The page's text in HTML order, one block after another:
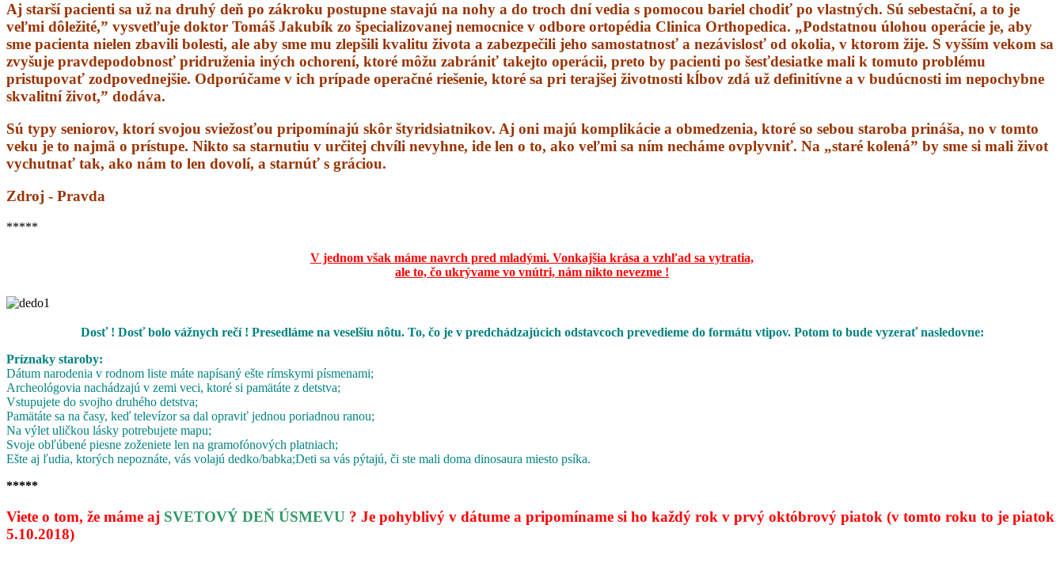
Aj starší pacienti sa už na druhý deň po zákroku postupne stavajú na nohy a do troch dní vedia s pomocou bariel chodiť po vlastných. Sú sebestační, a to je
veľmi dôležité,” vysvetľuje doktor Tomáš Jakubík zo špecializovanej nemocnice v odbore ortopédia Clinica Orthopedica. „Podstatnou úlohou operácie je, aby
sme pacienta nielen zbavili bolesti, ale aby sme mu zlepšili kvalitu života a zabezpečili jeho samostatnosť a nezávislosť od okolia, v ktorom žije. S vyšším vekom sa
zvyšuje pravdepodobnosť pridruženia iných ochorení, ktoré môžu zabrániť takejto operácii, preto by pacienti po šesťdesiatke mali k tomuto problému
pristupovať zodpovednejšie. Odporúčame v ich prípade operačné riešenie, ktoré sa pri terajšej životnosti kĺbov zdá už definitívne a v budúcnosti im nepochybne
skvalitní život,” dodáva.
Sú typy seniorov, ktorí svojou sviežosťou pripomínajú skôr štyridsiatnikov. Aj oni majú komplikácie a obmedzenia, ktoré so sebou staroba prináša, no v tomto
veku je to najmä o prístupe. Nikto sa starnutiu v určitej chvíli nevyhne, ide len o to, ako veľmi sa ním necháme ovplyvniť. Na „staré kolená” by sme si mali život
vychutnať tak, ako nám to len dovolí, a starnúť s gráciou.
Zdroj - Pravda
*****
V jednom však máme navrch pred mladými. Vonkajšia krása a vzhľad sa vytratia,
ale to, čo ukrývame vo vnútri, nám nikto nevezme !
Dosť ! Dosť bolo vážnych rečí ! Presedláme na veselšiu nôtu. To, čo je v predchádzajúcich odstavcoch prevedieme do formátu vtipov. Potom to bude vyzerať nasledovne:
Príznaky staroby:
Dátum narodenia v rodnom liste máte napísaný ešte rímskymi písmenami;
Archeológovia nachádzajú v zemi veci, ktoré si pamätáte z detstva;
Vstupujete do svojho druhého detstva;
Pamätáte sa na časy, keď televízor sa dal opraviť jednou poriadnou ranou;
Na výlet uličkou lásky potrebujete mapu;
Svoje obľúbené piesne zoženiete len na gramofónových platniach;
Ešte aj ľudia, ktorých nepoznáte, vás volajú dedko/babka;Deti sa vás pýtajú, či ste mali doma dinosaura miesto psíka.
*****
Viete o tom, že máme aj SVETOVÝ DEŇ ÚSMEVU ? Je pohyblivý v dátume a pripomíname si ho každý rok v prvý októbrový piatok (v tomto roku to je piatok
5.10.2018)